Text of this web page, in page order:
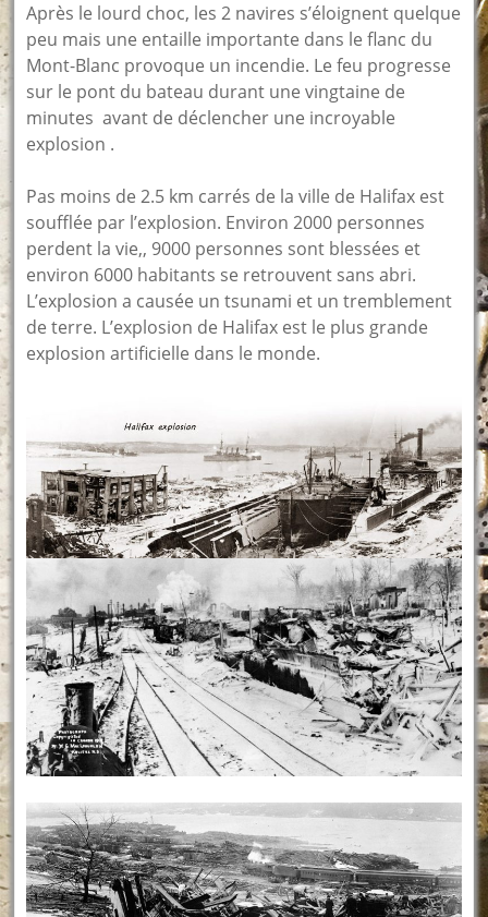
Après le lourd choc, les 2 navires s’éloignent quelque
peu mais une entaille importante dans le flanc du
Mont-Blanc provoque un incendie. Le feu progresse
sur le pont du bateau durant une vingtaine de
minutes avant de déclencher une incroyable
explosion .
Pas moins de 2.5 km carrés de la ville de Halifax est
soufflée par l’explosion. Environ 2000 personnes
perdent la vie,, 9000 personnes sont blessées et
environ 6000 habitants se retrouvent sans abri.
L’explosion a causée un tsunami et un tremblement
de terre. L’explosion de Halifax est le plus grande
explosion artificielle dans le monde.